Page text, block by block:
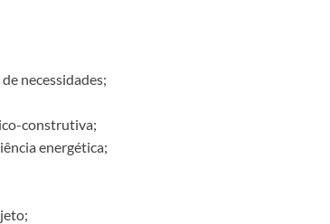
necessidades;
construtiva;
energética;